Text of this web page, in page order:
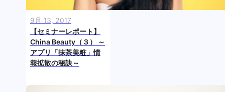
9月 13, 2017
【セミナーレポート】
China Beauty（３） ～
アプリ「抹茶美粧」情
報拡散の秘訣～